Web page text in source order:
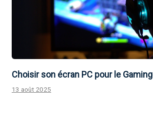
Choisir son écran PC pour le Gaming
13 août 2025